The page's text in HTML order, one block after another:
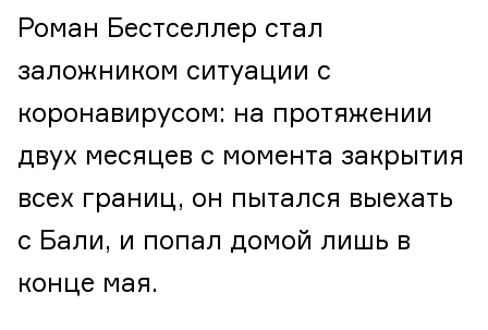
Роман Бестселлер стал
заложником ситуации с
коронавирусом: на протяжении
двух месяцев с момента закрытия
всех границ, он пытался выехать
с Бали, и попал домой лишь в
конце мая.